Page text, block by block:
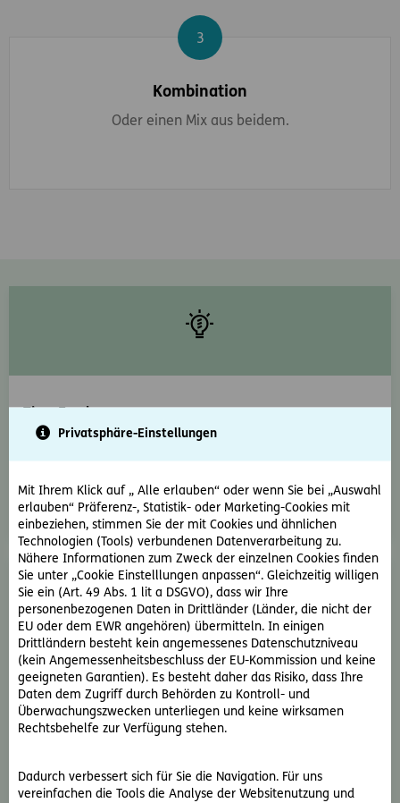
Privatsphäre-Einstellungen
Mit Ihrem Klick auf „ Alle erlauben“ oder wenn Sie bei „Auswahl
erlauben“ Präferenz-, Statistik- oder Marketing-Cookies mit
einbeziehen, stimmen Sie der mit Cookies und ähnlichen
Technologien (Tools) verbundenen Datenverarbeitung zu.
Nähere Informationen zum Zweck der einzelnen Cookies finden
Sie unter „Cookie Einstelllungen anpassen“. Gleichzeitig willigen
Sie ein (Art. 49 Abs. 1 lit a DSGVO), dass wir Ihre
personenbezogenen Daten in Drittländer (Länder, die nicht der
EU oder dem EWR angehören) übermitteln. In einigen
Drittländern besteht kein angemessenes Datenschutzniveau
(kein Angemessenheitsbeschluss der EU-Kommission und keine
geeigneten Garantien). Es besteht daher das Risiko, dass Ihre
Daten dem Zugriff durch Behörden zu Kontroll- und
Überwachungszwecken unterliegen und keine wirksamen
Rechtsbehelfe zur Verfügung stehen.
Dadurch verbessert sich für Sie die Navigation. Für uns
vereinfachen die Tools die Analyse der Websitenutzung und
Kombination
Oder einen Mix aus beidem.
Wenn Sie bei ERGO fürs Leben in Fonds investieren, ist
Ihre Versicherung an die Entwicklung der
Risiko Sie für Ihre Veranlagung eingehen möchten.
Renditechancen nutzen mit Fonds
Sie wählen bis zu 5 Fonds aus dem Fondsangebot aus
und nehmen an der Entwicklung des gewählten Fonds
aber auch das Risiko. Ihre Fonds können Sie
selbstverständlich zum Monatsende kostenlos